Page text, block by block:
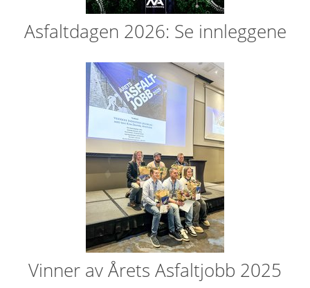
Asfaltdagen 2026: Se innleggene
Vinner av Årets Asfaltjobb 2025